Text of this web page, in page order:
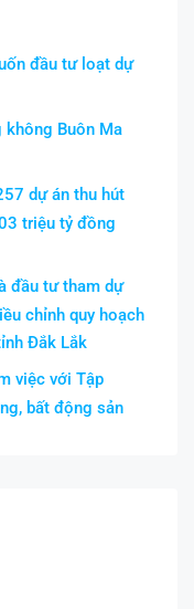
đầu tư loạt dự
không Buôn Ma
dự án thu hút
triệu tỷ đồng
đầu tư tham dự
chỉnh quy hoạch
Đắk Lắk
việc với Tập
bất động sản